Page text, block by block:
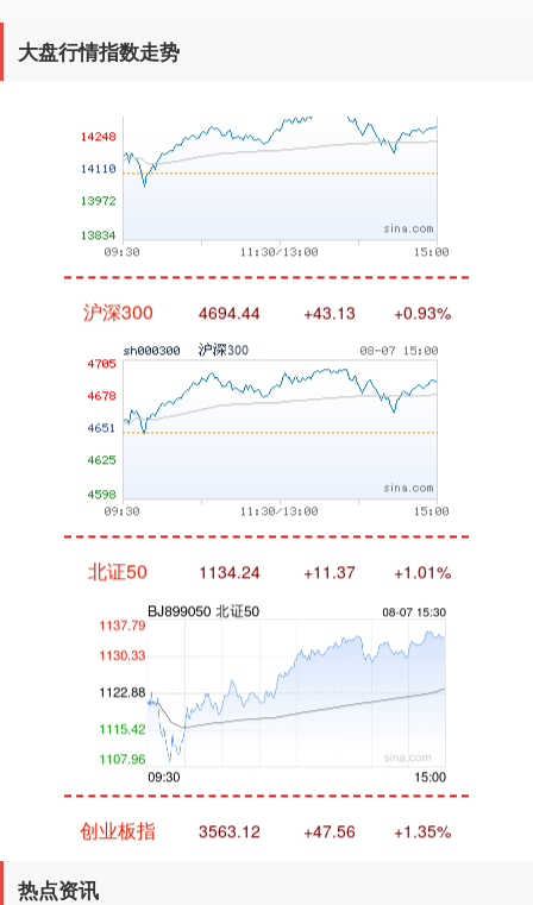
大盘行情指数走势
沪深300 4694.44 +43.13 +0.93%
北证50 1134.24 +11.37 +1.01%
创业板指 3563.12 +47.56 +1.35%
热点资讯